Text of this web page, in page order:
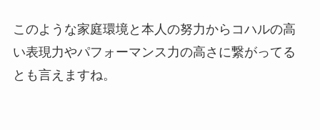
このような家庭環境と本人の努力からコハルの高
い表現力やパフォーマンス力の高さに繋がってる
とも言えますね。